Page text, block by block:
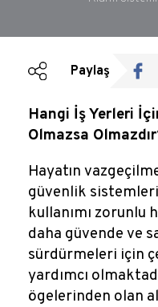
Bültenler
Reklamlar
Blog
Paylaş
Hangi İş Yerleri
Olmazsa
Hayatın
güvenlik
kullanımı
daha güvende ve
sürdürmeleri için
yardımcı
ögelerinden olan